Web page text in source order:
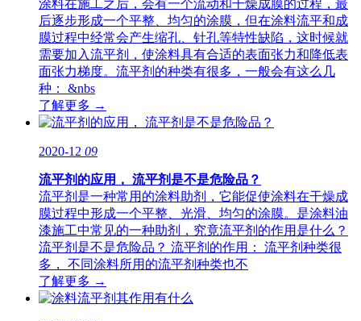
涂料在施工之后，会有一个流动和干燥成膜的过程，最
后逐步形成一个平整、均匀的涂膜，但在涂料流平和成
膜过程中经常会产生缩孔、针孔等特性缺陷，这时候就
需要加入流平剂，使涂料具有合适的表面张力和降低表
面张力梯度。流平剂的种类有很多，一般会有这么几
种： &nbs
了解更多 →
2020-12 09
流平剂的应用， 流平剂是不是危险品？
流平剂是一种常用的涂料助剂，它能促使涂料在干燥成
膜过程中形成一个平整、光滑、均匀的涂膜。是涂料油
漆施工中常见的一种助剂，究竟流平剂的作用是什么？
流平剂是不是危险品？ 流平剂的作用： 流平剂种类很
多， 不同涂料所用的流平剂种类也不
了解更多 →